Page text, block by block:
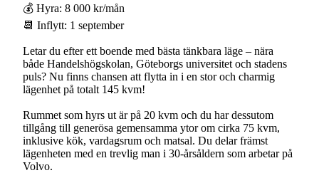
💰 Hyra: 8 000 kr/mån
📆 Inflytt: 1 september
Letar du efter ett boende med bästa tänkbara läge – nära
både Handelshögskolan, Göteborgs universitet och stadens
puls? Nu finns chansen att flytta in i en stor och charmig
lägenhet på totalt 145 kvm!
Rummet som hyrs ut är på 20 kvm och du har dessutom
tillgång till generösa gemensamma ytor om cirka 75 kvm,
inklusive kök, vardagsrum och matsal. Du delar främst
lägenheten med en trevlig man i 30-årsåldern som arbetar på
Volvo.